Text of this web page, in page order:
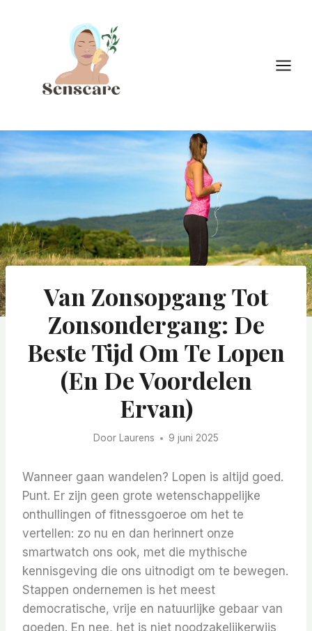
Van Zonsopgang Tot
Zonsondergang: De
Beste Tijd Om Te Lopen
(en De Voordelen
Ervan)
Door Laurens 9 juni 2025
Wanneer gaan wandelen? Lopen is altijd goed.
Punt. Er zijn geen grote wetenschappelijke
onthullingen of fitnessgoeroe om het te
vertellen: zo nu en dan herinnert onze
smartwatch ons ook, met die mythische
kennisgeving die ons uitnodigt om te bewegen.
Stappen ondernemen is het meest
democratische, vrije en natuurlijke gebaar van
goeden. En nee, het is niet noodzakelijkerwijs